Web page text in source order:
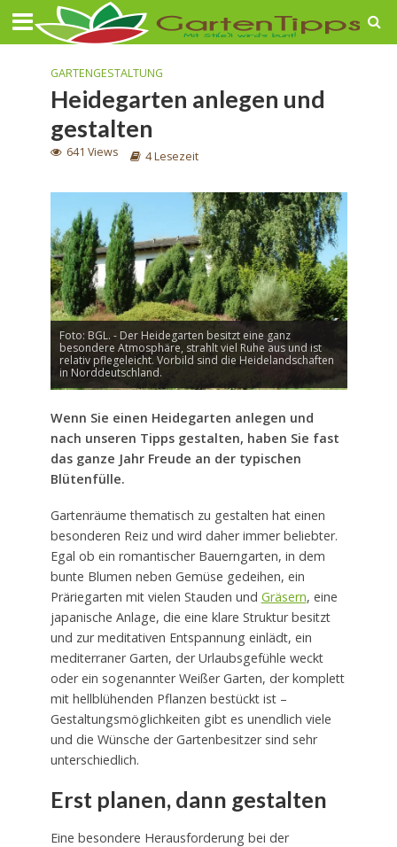
GARTENGESTALTUNG
Heidegarten anlegen und
gestalten
641 Views 4 Lesezeit
Foto: BGL. - Der Heidegarten besitzt eine ganz
besondere Atmosphäre, strahlt viel Ruhe aus und ist
relativ pflegeleicht. Vorbild sind die Heidelandschaften
in Norddeutschland.
Wenn Sie einen Heidegarten anlegen und
nach unseren Tipps gestalten, haben Sie fast
das ganze Jahr Freude an der typischen
Blütenfülle.
Gartenräume thematisch zu gestalten hat einen
besonderen Reiz und wird daher immer beliebter.
Egal ob ein romantischer Bauerngarten, in dem
bunte Blumen neben Gemüse gedeihen, ein
Präriegarten mit vielen Stauden und Gräsern, eine
japanische Anlage, die eine klare Struktur besitzt
und zur meditativen Entspannung einlädt, ein
mediterraner Garten, der Urlaubsgefühle weckt
oder ein sogenannter Weißer Garten, der komplett
mit hellblühenden Pflanzen bestückt ist –
Gestaltungsmöglichkeiten gibt es unendlich viele
und die Wünsche der Gartenbesitzer sind sehr
unterschiedlich.
Erst planen, dann gestalten
Eine besondere Herausforderung bei der